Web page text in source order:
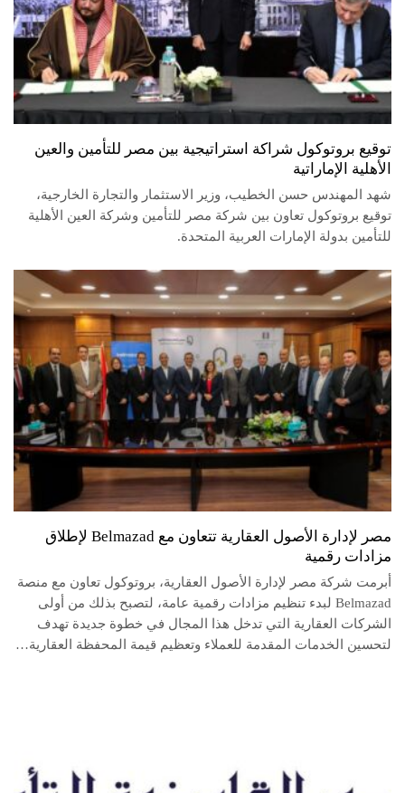
توقيع بروتوكول شراكة استراتيجية بين مصر للتأمين والعين
الأهلية الإماراتية
شهد المهندس حسن الخطيب، وزير الاستثمار والتجارة الخارجية،
توقيع بروتوكول تعاون بين شركة مصر للتأمين وشركة العين الأهلية
للتأمين بدولة الإمارات العربية المتحدة.
مصر لإدارة الأصول العقارية تتعاون مع Belmazad لإطلاق
مزادات رقمية
أبرمت شركة مصر لإدارة الأصول العقارية، بروتوكول تعاون مع منصة
Belmazad لبدء تنظيم مزادات رقمية عامة، لتصبح بذلك من أولى
الشركات العقارية التي تدخل هذا المجال في خطوة جديدة تهدف
لتحسين الخدمات المقدمة للعملاء وتعظيم قيمة المحفظة العقارية…